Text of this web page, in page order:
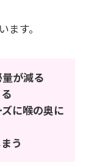
す。
が減る
に喉の奥に
う